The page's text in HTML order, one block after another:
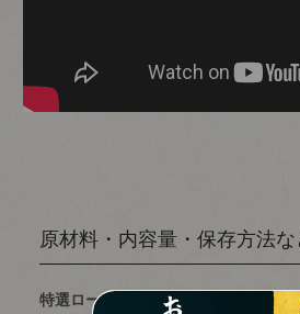
原材料・内容量・保存方法な
特選ロースステーキ